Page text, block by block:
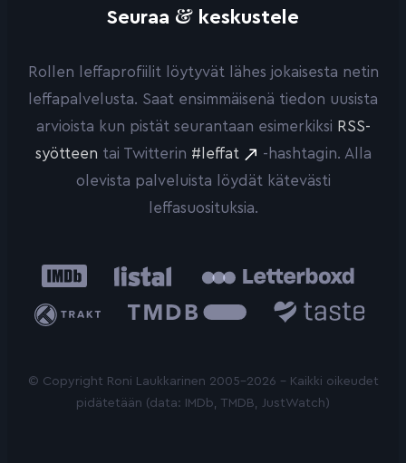
Seuraa & keskustele
Rollen leffaprofiilit löytyvät lähes jokaisesta netin
leffapalvelusta. Saat ensimmäisenä tiedon uusista
arvioista kun pistät seurantaan esimerkiksi RSS-
syötteen tai Twitterin #leffat
-hashtagin. Alla
olevista palveluista löydät kätevästi
leffasuosituksia.
IMDb Listal
Trakt
Database
© Copyright Roni Laukkarinen 2005-2026 - Kaikki oikeudet
pidätetään (data: IMDb, TMDB, JustWatch)